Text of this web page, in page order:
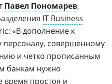
Павел Пономарев,
IT Business
: «В дополнение к
совершенному
и четко прописанным
банкам нужно
время простоя и